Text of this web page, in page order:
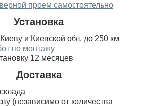
проем самостоятельно
Установка
и Киевской обл. до 250 км
по монтажу
12 месяцев
Доставка
(независимо от количества